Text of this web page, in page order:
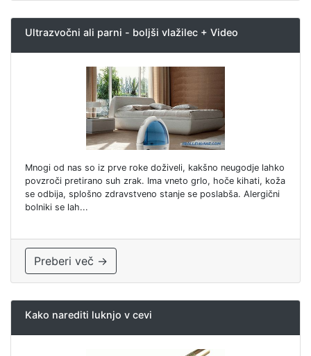
Ultrazvočni ali parni - boljši vlažilec + Video
Mnogi od nas so iz prve roke doživeli, kakšno neugodje lahko
povzroči pretirano suh zrak. Ima vneto grlo, hoče kihati, koža
se odbija, splošno zdravstveno stanje se poslabša. Alergični
bolniki se lah...
Preberi več →
Kako narediti luknjo v cevi